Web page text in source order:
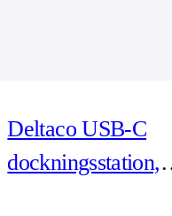
Deltaco USB-C
dockningsstation,